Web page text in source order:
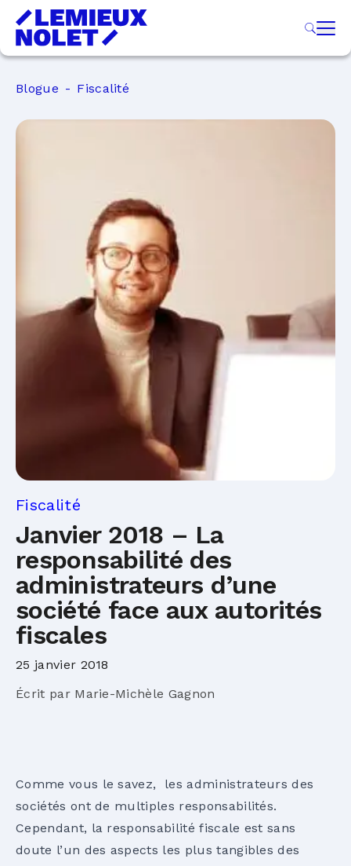
Blogue Fiscalité
Fiscalité
Janvier 2018 – La
responsabilité des
administrateurs d’une
société face aux autorités
fiscales
25 janvier 2018
Écrit par Marie-Michèle Gagnon
Comme vous le savez, les administrateurs des
sociétés ont de multiples responsabilités.
Cependant, la responsabilité fiscale est sans
doute l’un des aspects les plus tangibles des